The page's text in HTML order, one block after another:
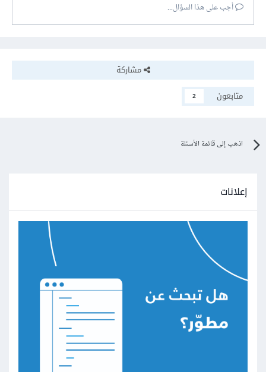
أجب على هذا السؤال...
مشاركة
متابعون
2
اذهب إلى قائمة الأسئلة
إعلانات